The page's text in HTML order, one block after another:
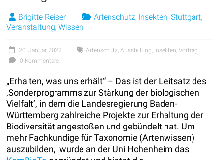
Brigitte Reiser Artenschutz, Insekten,Stuttgart,
Veranstaltung,Wissen
20. Januar 2022 Artenschutz,Ausstellung, Insekten,Vortrag
0 Kommentare
„Erhalten, was uns erhält“ – Das ist der Leitsatz des
‚Sonderprogramms zur Stärkung der biologischen
Vielfalt‘, in dem die Landesregierung Baden-
Württemberg zahlreiche Projekte zur Erhaltung der
Biodiversität angestoßen und gebündelt hat. Um
mehr Fachkundige für Taxonomie (Artenwissen)
auszubilden, wurde an der Uni Hohenheim das